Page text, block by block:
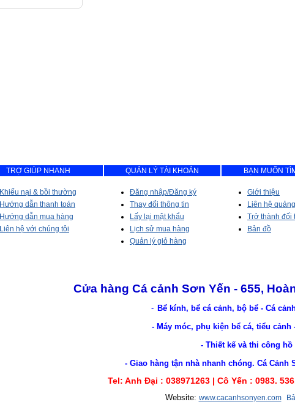
TRỢ GIÚP NHANH QUẢN LÝ TÀI KHOẢN BẠN MUỐN
Khiếu nại & bồi thường
Hướng dẫn thanh toán
Hướng dẫn mua hàng
Liên hệ với chúng tôi
Đăng nhập/Đăng ký
Thay đổi thông tin
Lấy lại mật khẩu
Lịch sử mua hàng
Quản lý giỏ hàng
Giới thiệu
Liên hệ
Trở thành đối
Bản đồ
Cửa hàng Cá cảnh Sơn Yến - 655,
- Bể kính, bể cá cảnh, bộ bể - Cá
- Máy móc, phụ kiện bể cá, tiểu
- Thiết kế và thi công hồ
- Giao hàng tận nhà nhanh chóng. Cá Cảnh Sơn
Tel: Anh Đại : 038971263 | Cô Yến : 0983.
Website: www.cacanhsonyen.com